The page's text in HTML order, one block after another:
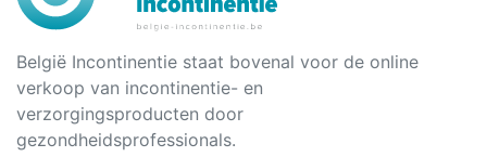
België Incontinentie staat bovenal voor de online
verkoop van incontinentie- en
verzorgingsproducten door
gezondheidsprofessionals.